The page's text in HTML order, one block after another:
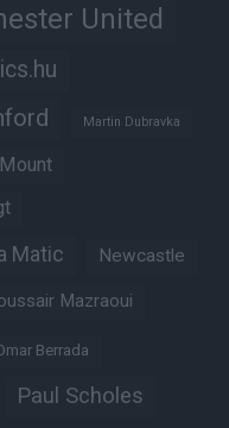
United
Martin Dubravka
Matic Newcastle
Mazraoui
Berrada
Paul Scholes